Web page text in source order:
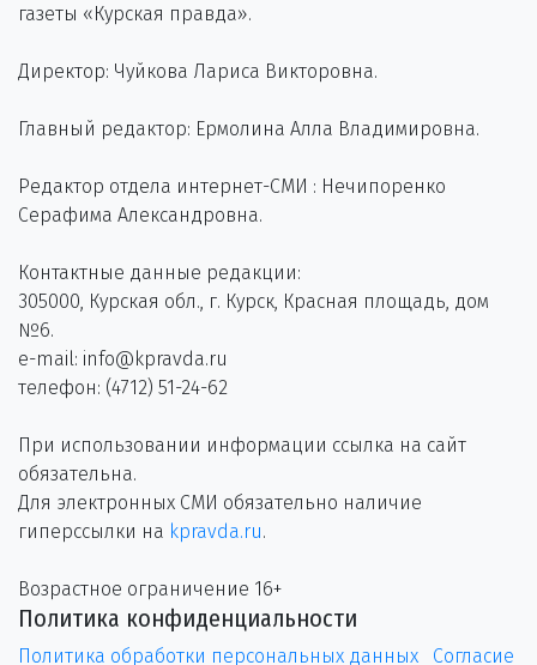
газеты «Курская правда».
Директор: Чуйкова Лариса Викторовна.
Главный редактор: Ермолина Алла Владимировна.
Редактор отдела интернет-СМИ : Нечипоренко
Серафима Александровна.
Контактные данные редакции:
305000, Курская обл., г. Курск, Красная площадь, дом
№6.
e-mail: info@kpravda.ru
телефон: (4712) 51-24-62
При использовании информации ссылка на сайт
обязательна.
Для электронных СМИ обязательно наличие
гиперссылки на kpravda.ru.
Возрастное ограничение 16+
Политика конфиденциальности
Политика обработки персональных данных
Согласие